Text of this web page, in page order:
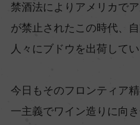
禁酒法によりアメリカで
が禁止されたこの時代、
人々にブドウを出荷してい
今日もそのフロンティア
一主義でワイン造りに向